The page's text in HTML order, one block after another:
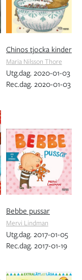
Chinos tjocka kinder
Maria Nilsson Thore
Utg.dag. 2020-01-03
Rec.dag. 2020-01-03
Bebbe pussar
Mervi Lindman
Utg.dag. 2017-01-05
Rec.dag. 2017-01-19